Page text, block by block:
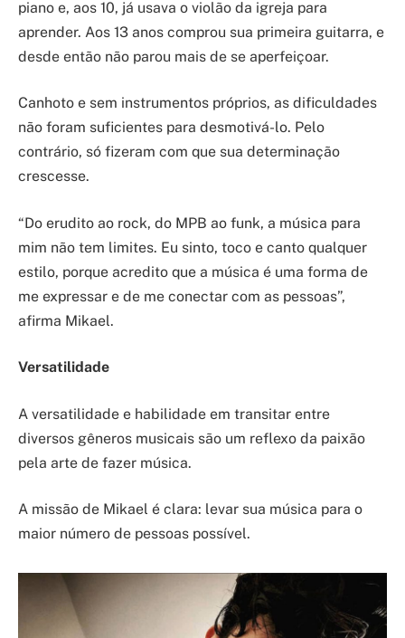
piano e, aos 10, já usava o violão da igreja para
aprender. Aos 13 anos comprou sua primeira guitarra, e
desde então não parou mais de se aperfeiçoar.
Canhoto e sem instrumentos próprios, as dificuldades
não foram suficientes para desmotivá-lo. Pelo
contrário, só fizeram com que sua determinação
crescesse.
“Do erudito ao rock, do MPB ao funk, a música para
mim não tem limites. Eu sinto, toco e canto qualquer
estilo, porque acredito que a música é uma forma de
me expressar e de me conectar com as pessoas”,
afirma Mikael.
Versatilidade
A versatilidade e habilidade em transitar entre
diversos gêneros musicais são um reflexo da paixão
pela arte de fazer música.
A missão de Mikael é clara: levar sua música para o
maior número de pessoas possível.